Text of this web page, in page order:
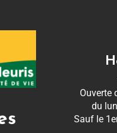
Ouverte
du
Sauf le